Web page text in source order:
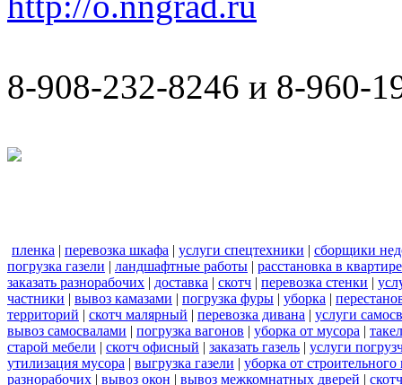
8-908-232-8246 и 8-960-
пленка | перевозка шкафа | услуги спецтехники | сборщики
погрузка газели | ландшафтные работы | расстановка в квартире
заказать разнорабочих | доставка | скотч | перевозка стенки |
частники | вывоз камазами | погрузка фуры | уборка |
территорий | скотч малярный | перевозка дивана | услуги
вывоз самосвалами | погрузка вагонов | уборка от мусора |
старой мебели | скотч офисный | заказать газель | услуги
утилизация мусора | выгрузка газели | уборка от строительного
разнорабочих | вывоз окон | вывоз межкомнатных дверей |